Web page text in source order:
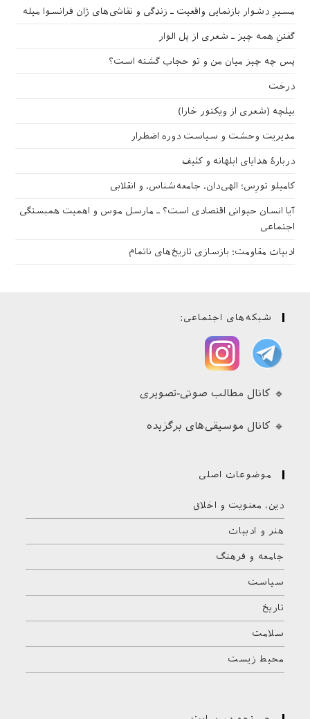
مسیرِ دشوار بازنمایی واقعیت ـ زندگی و نقاشی‌های ژان فرانسوا میله
گفتنِ همه چیز ـ شعری از پل الوار
پس چه چیز میان من و تو حجاب گشته است؟
درخت
بیلچه (شعری از ویکتور خارا)
مدیریت وحشت و سیاست دوره اضطرار
دربارهٔ هدایای ابلهانه و کثیف
کامیلو تورِس؛ الهی‌دان، جامعه‌شناس، و انقلابی
آیا انسان حیوانی اقتصادی است؟ ـ مارسل موس و اهمیت همبستگی
اجتماعی
ادبیات مقاومت؛ بازسازی تاریخ‌های ناتمام
شبکه‌های اجتماعی:
🔹 کانال مطالب صوتی-تصویری
🔹 کانال موسیقی‌های برگزیده
موضوعات اصلی
دین، معنویت و اخلاق
هنر و ادبیات
جامعه و فرهنگ
سیاست
تاریخ
سلامت
محیط زیست